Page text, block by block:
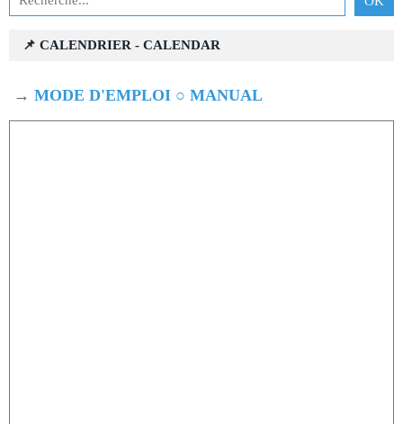
📌 CALENDRIER - CALENDAR
→ MODE D'EMPLOI ○ MANUAL